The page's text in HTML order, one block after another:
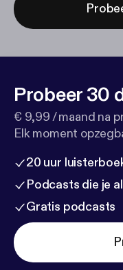
Probeer 30
€ 9,99 / maand na
Elk moment
20 uur
Podcasts die je
Gratis podcasts